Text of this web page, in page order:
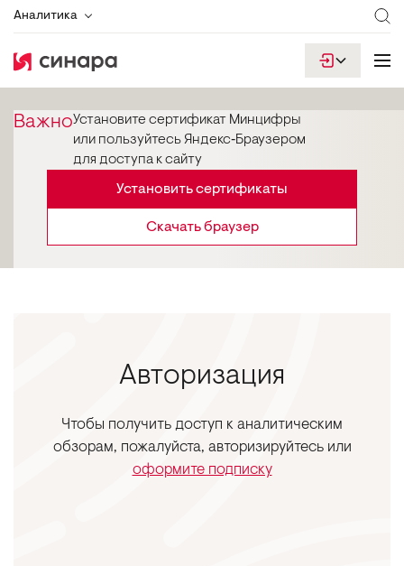
Аналитика
ВажноУстановите сертификат Минцифры
или пользуйтесь Яндекс‑Браузером
для доступа к сайту
Установить сертификаты
Скачать браузер
Авторизация
Чтобы получить доступ к аналитическим
обзорам, пожалуйста, авторизируйтесь или
оформите подписку